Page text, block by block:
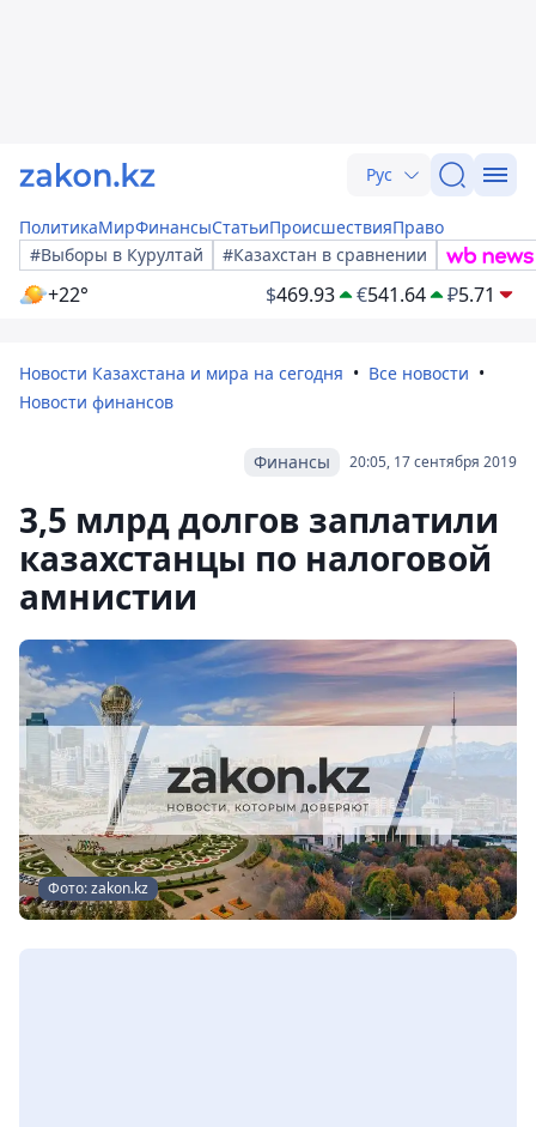
Рус
ПолитикаМирФинансыСтатьиПроисшествияПраво
#Выборы в Курултай
#Казахстан в сравнении
+22° $469.93 €541.64 ₽5.71
Новости Казахстана и мира на сегодня
Все новости
Новости финансов
20:05, 17 сентября 2019
Финансы
3,5 млрд долгов заплатили
казахстанцы по налоговой
амнистии
Фото: zakon.kz